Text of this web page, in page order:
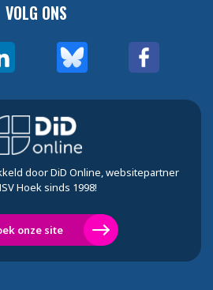
VOLG ONS
door DiD Online, websitepartner
Hoek sinds 1998!
onze site